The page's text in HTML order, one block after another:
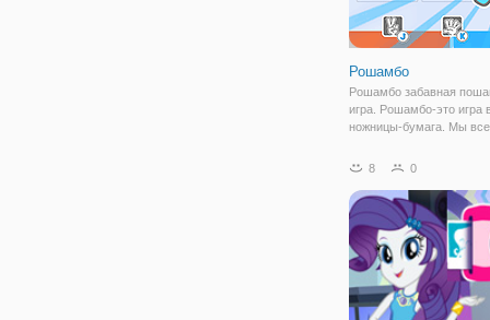
Рошамбо
Рошамбо забавная
игра. Рошамбо-это игра
ножницы-бумага. Мы
ножницы-бумага". У нас
Выберите 1 игрока, если
играть с
8 0